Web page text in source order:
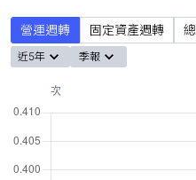
營運週轉 固定資產週轉
近5年 季報